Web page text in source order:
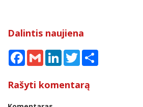
Dalintis naujiena
Facebook
Gmail LinkedInTwitter
Rašyti komentarą